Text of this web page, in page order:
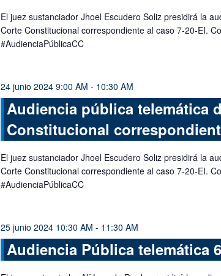
El juez sustanciador Jhoel Escudero Soliz presidirá la
Corte Constitucional correspondiente al caso 7-20-EI.
#AudienciaPúblicaCC
24 junio 2024 9:00 AM - 10:30 AM
Audiencia pública telemática
Constitucional
El juez sustanciador Jhoel Escudero Soliz presidirá la
Corte Constitucional correspondiente al caso 7-20-EI.
#AudienciaPúblicaCC
25 junio 2024 10:30 AM - 11:30 AM
Audiencia Pública telemática